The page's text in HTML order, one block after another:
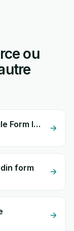
ou
WooCommerce + Google Form Integration
form